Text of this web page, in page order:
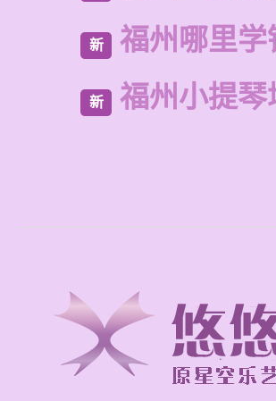
新 福州哪里
新 福州小提